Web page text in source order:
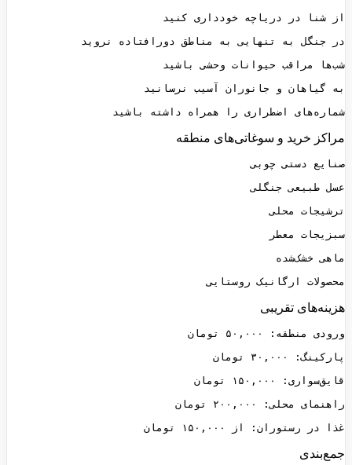
شماره‌های اضطراری را همراه داشته باشید
مراکز خرید و سوغاتی‌های منطقه
محصولات ارگانیک روستایی
هزینه‌های تقریبی
غذا در رستوران: از ۱۵۰,۰۰۰ تومان
جمع‌بندی